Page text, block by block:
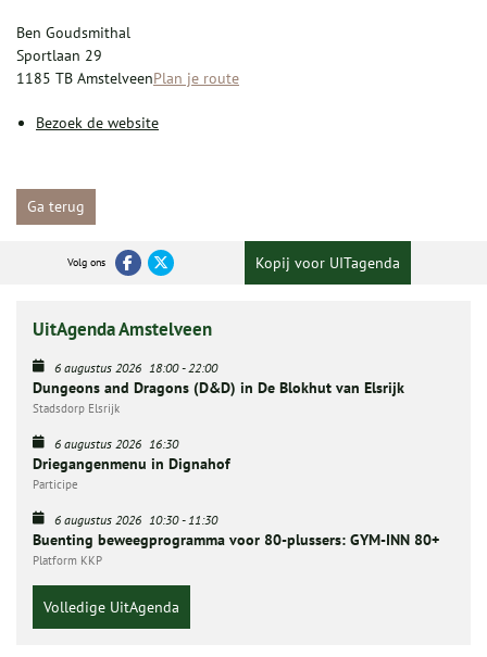
Ben Goudsmithal
Sportlaan 29
1185 TB AmstelveenPlan je route
Bezoek de website
Ga terug
Volg ons Kopij voor UITagenda
UitAgenda Amstelveen
6 augustus 2026 18:00-22:00
Dungeons and Dragons (D&D) in De Blokhut van Elsrijk
Stadsdorp Elsrijk
6 augustus 2026 16:30
Driegangenmenu in Dignahof
Participe
6 augustus 2026 10:30-11:30
Buenting beweegprogramma voor 80-plussers: GYM-INN 80+
Platform KKP
Volledige UitAgenda